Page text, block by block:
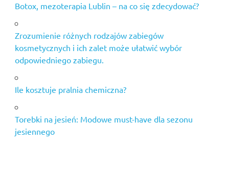
Botox, mezoterapia Lublin – na co się zdecydować?
Zrozumienie różnych rodzajów zabiegów
kosmetycznych i ich zalet może ułatwić wybór
odpowiedniego zabiegu.
Ile kosztuje pralnia chemiczna?
Torebki na jesień: Modowe must-have dla sezonu
jesiennego